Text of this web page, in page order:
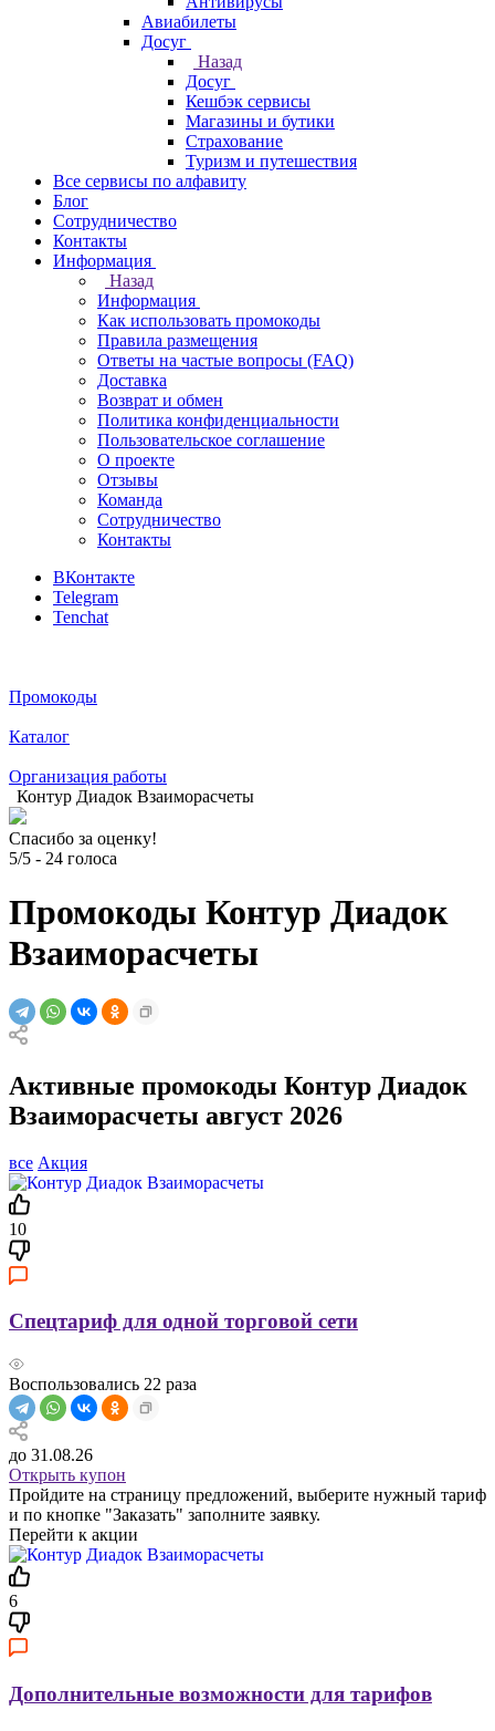
Авиабилеты
Досуг
Назад
Досуг
Кешбэк сервисы
Магазины и бутики
Страхование
Туризм и путешествия
Все сервисы по алфавиту
Блог
Сотрудничество
Контакты
Информация
Назад
Информация
Как использовать промокоды
Правила размещения
Ответы на частые вопросы (FAQ)
Доставка
Возврат и обмен
Политика конфиденциальности
Пользовательское соглашение
О проекте
Отзывы
Команда
Сотрудничество
Контакты
ВКонтакте
Telegram
Tenchat
Промокоды
Каталог
Организация работы
Контур Диадок Взаиморасчеты
Спасибо за оценку!
5/5 - 24 голоса
Промокоды Контур Диадок
Взаиморасчеты
Активные промокоды Контур Диадок
Взаиморасчеты август 2026
все Акция
10
Спецтариф для одной торговой сети
Воспользовались 22 раза
до 31.08.26
Открыть купон
Пройдите на страницу предложений, выберите нужный тариф
и по кнопке "Заказать" заполните заявку.
Перейти к акции
6
Дополнительные возможности для тарифов